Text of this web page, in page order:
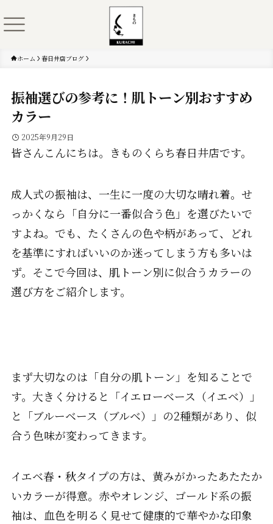
ホーム 春日井店ブログ
振袖選びの参考に！肌トーン別おすすめ
カラー
2025年9月29日
皆さんこんにちは。きものくらち春日井店です。
成人式の振袖は、一生に一度の大切な晴れ着。せ
っかくなら「自分に一番似合う色」を選びたいで
すよね。でも、たくさんの色や柄があって、どれ
を基準にすればいいのか迷ってしまう方も多いは
ず。そこで今回は、肌トーン別に似合うカラーの
選び方をご紹介します。
まず大切なのは「自分の肌トーン」を知ることで
す。大きく分けると「イエローベース（イエベ）」
と「ブルーベース（ブルベ）」の2種類があり、似
合う色味が変わってきます。
イエベ春・秋タイプの方は、黄みがかったあたたか
いカラーが得意。赤やオレンジ、ゴールド系の振
袖は、血色を明るく見せて健康的で華やかな印象